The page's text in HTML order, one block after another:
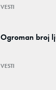
VESTI
Ogroman broj
VESTI